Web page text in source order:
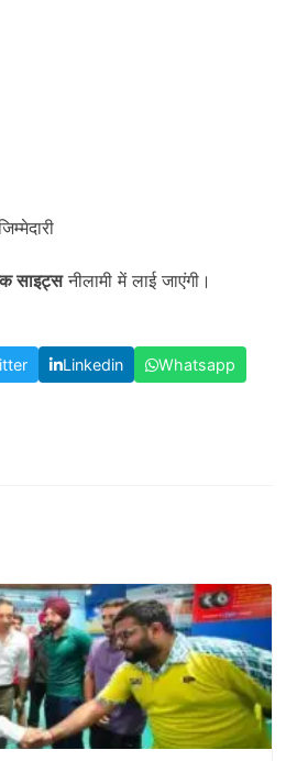
साइट्सनीलामी में लाई जाएंगी।
Linkedin
Whatsapp